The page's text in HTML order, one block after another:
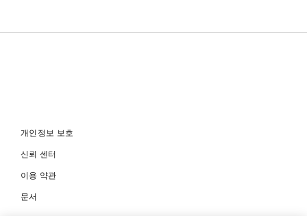
개인정보 보호
신뢰 센터
이용 약관
문서